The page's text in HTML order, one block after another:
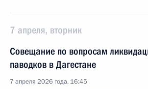
7 апреля, вторник
Совещание по вопросам
паводков в Дагестане
7 апреля 2026 года, 16:45